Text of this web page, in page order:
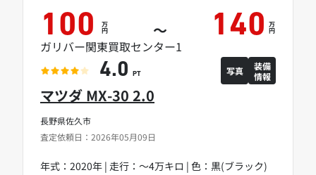
長野県佐久市
査定依頼日：2026年05月09日
マツダ MX-30 2.0
年式：2020年 | 走行：～4万キロ | 色：黒(ブラック)
100 万
円 ～ 140 万
円
ガリバー関東買取センター1
4.0 PT 写真
装備
情報